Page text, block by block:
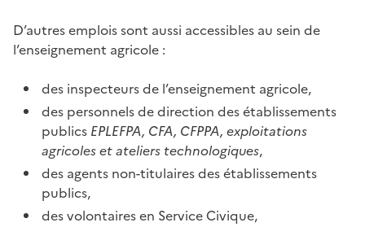
D’autres emplois sont aussi accessibles au sein de
l’enseignement agricole :
des inspecteurs de l’enseignement agricole,
des personnels de direction des établissements
publics EPLEFPA, CFA, CFPPA, exploitations
agricoles et ateliers technologiques,
des agents non-titulaires des établissements
publics,
des volontaires en Service Civique,